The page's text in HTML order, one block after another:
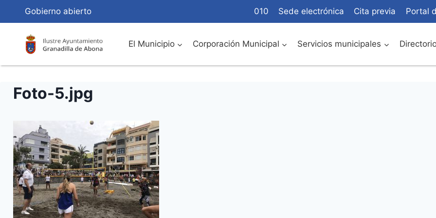
Contenido
Gobierno abierto 010 Sede electrónica Cita previa Portal
El Municipio Corporación Municipal Servicios municipales
Foto-5.jpg